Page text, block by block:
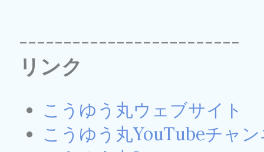
-------------------------
リンク
こうゆう丸ウェブサイト
こうゆう丸YouTubeチャ